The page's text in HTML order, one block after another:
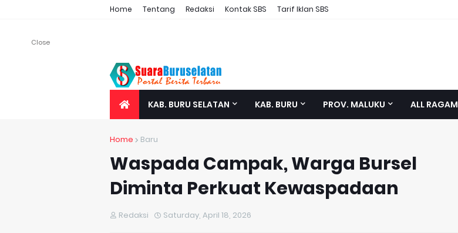
Close
Home Tentang Redaksi Kontak SBS Tarif Iklan SBS
KAB. BURU SELATAN KAB. BURU PROV. MALUKU ALL RAGAM
Home Baru
Waspada Campak, Warga Bursel
Diminta Perkuat Kewaspadaan
Redaksi Saturday, April 18, 2026